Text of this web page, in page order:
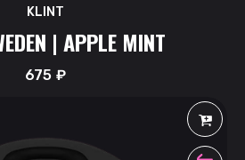
KLINT
| APPLE MINT
675₽